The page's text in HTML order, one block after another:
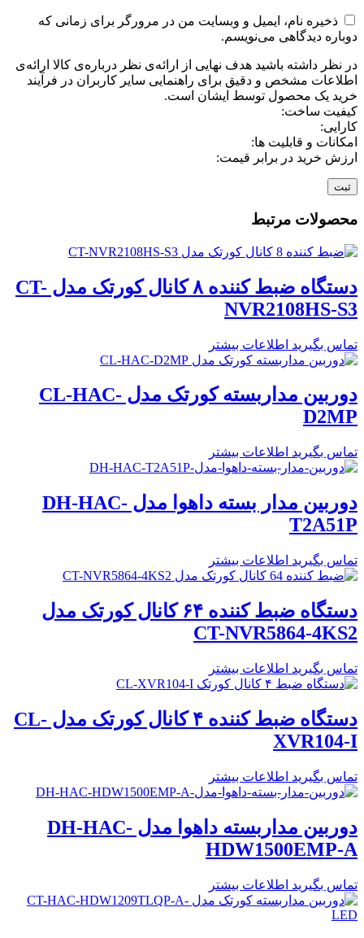
ذخیره نام، ایمیل و وبسایت من در مرورگر برای زمانی که
دوباره دیدگاهی می‌نویسم.
در نظر داشته باشید هدف نهایی از ارائه‌ی نظر درباره‌ی کالا ارائه‌ی
اطلاعات مشخص و دقیق برای راهنمایی سایر کاربران در فرآیند
خرید یک محصول توسط ایشان است.
کیفیت ساخت:
کارایی:
امکانات و قابلیت ها:
ارزش خرید در برابر قیمت:
محصولات مرتبط
دستگاه ضبط کننده ۸ کانال کورتک مدل CT-
NVR2108HS-S3
تماس بگیرید اطلاعات بیشتر
دوربین مداربسته کورتک مدل CL-HAC-
D2MP
تماس بگیرید اطلاعات بیشتر
دوربین مدار بسته داهوا مدل DH-HAC-
T2A51P
تماس بگیرید اطلاعات بیشتر
دستگاه ضبط کننده ۶۴ کانال کورتک مدل
CT-NVR5864-4KS2
تماس بگیرید اطلاعات بیشتر
دستگاه ضبط کننده ۴ کانال کورتک مدل CL-
XVR104-I
تماس بگیرید اطلاعات بیشتر
دوربین مداربسته داهوا مدل DH-HAC-
HDW1500EMP-A
تماس بگیرید اطلاعات بیشتر